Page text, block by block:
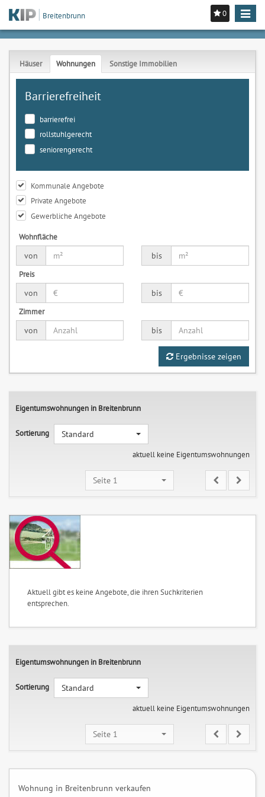
0
Toggle
Breitenbrunn
Häuser Wohnungen Sonstige Immobilien
Barrierefreiheit
barrierefrei
rollstuhlgerecht
seniorengerecht
Kommunale Angebote
Private Angebote
Gewerbliche Angebote
Wohnfläche
von
bis
Preis
von
bis
Zimmer
von
bis
Ergebnisse zeigen
Eigentumswohnungen in Breitenbrunn
Sortierung
Standard
aktuell keine Eigentumswohnungen
Seite 1
Aktuell gibt es keine Angebote, die ihren Suchkriterien
entsprechen.
Eigentumswohnungen in Breitenbrunn
Sortierung
Standard
aktuell keine Eigentumswohnungen
Seite 1
Wohnung in Breitenbrunn verkaufen